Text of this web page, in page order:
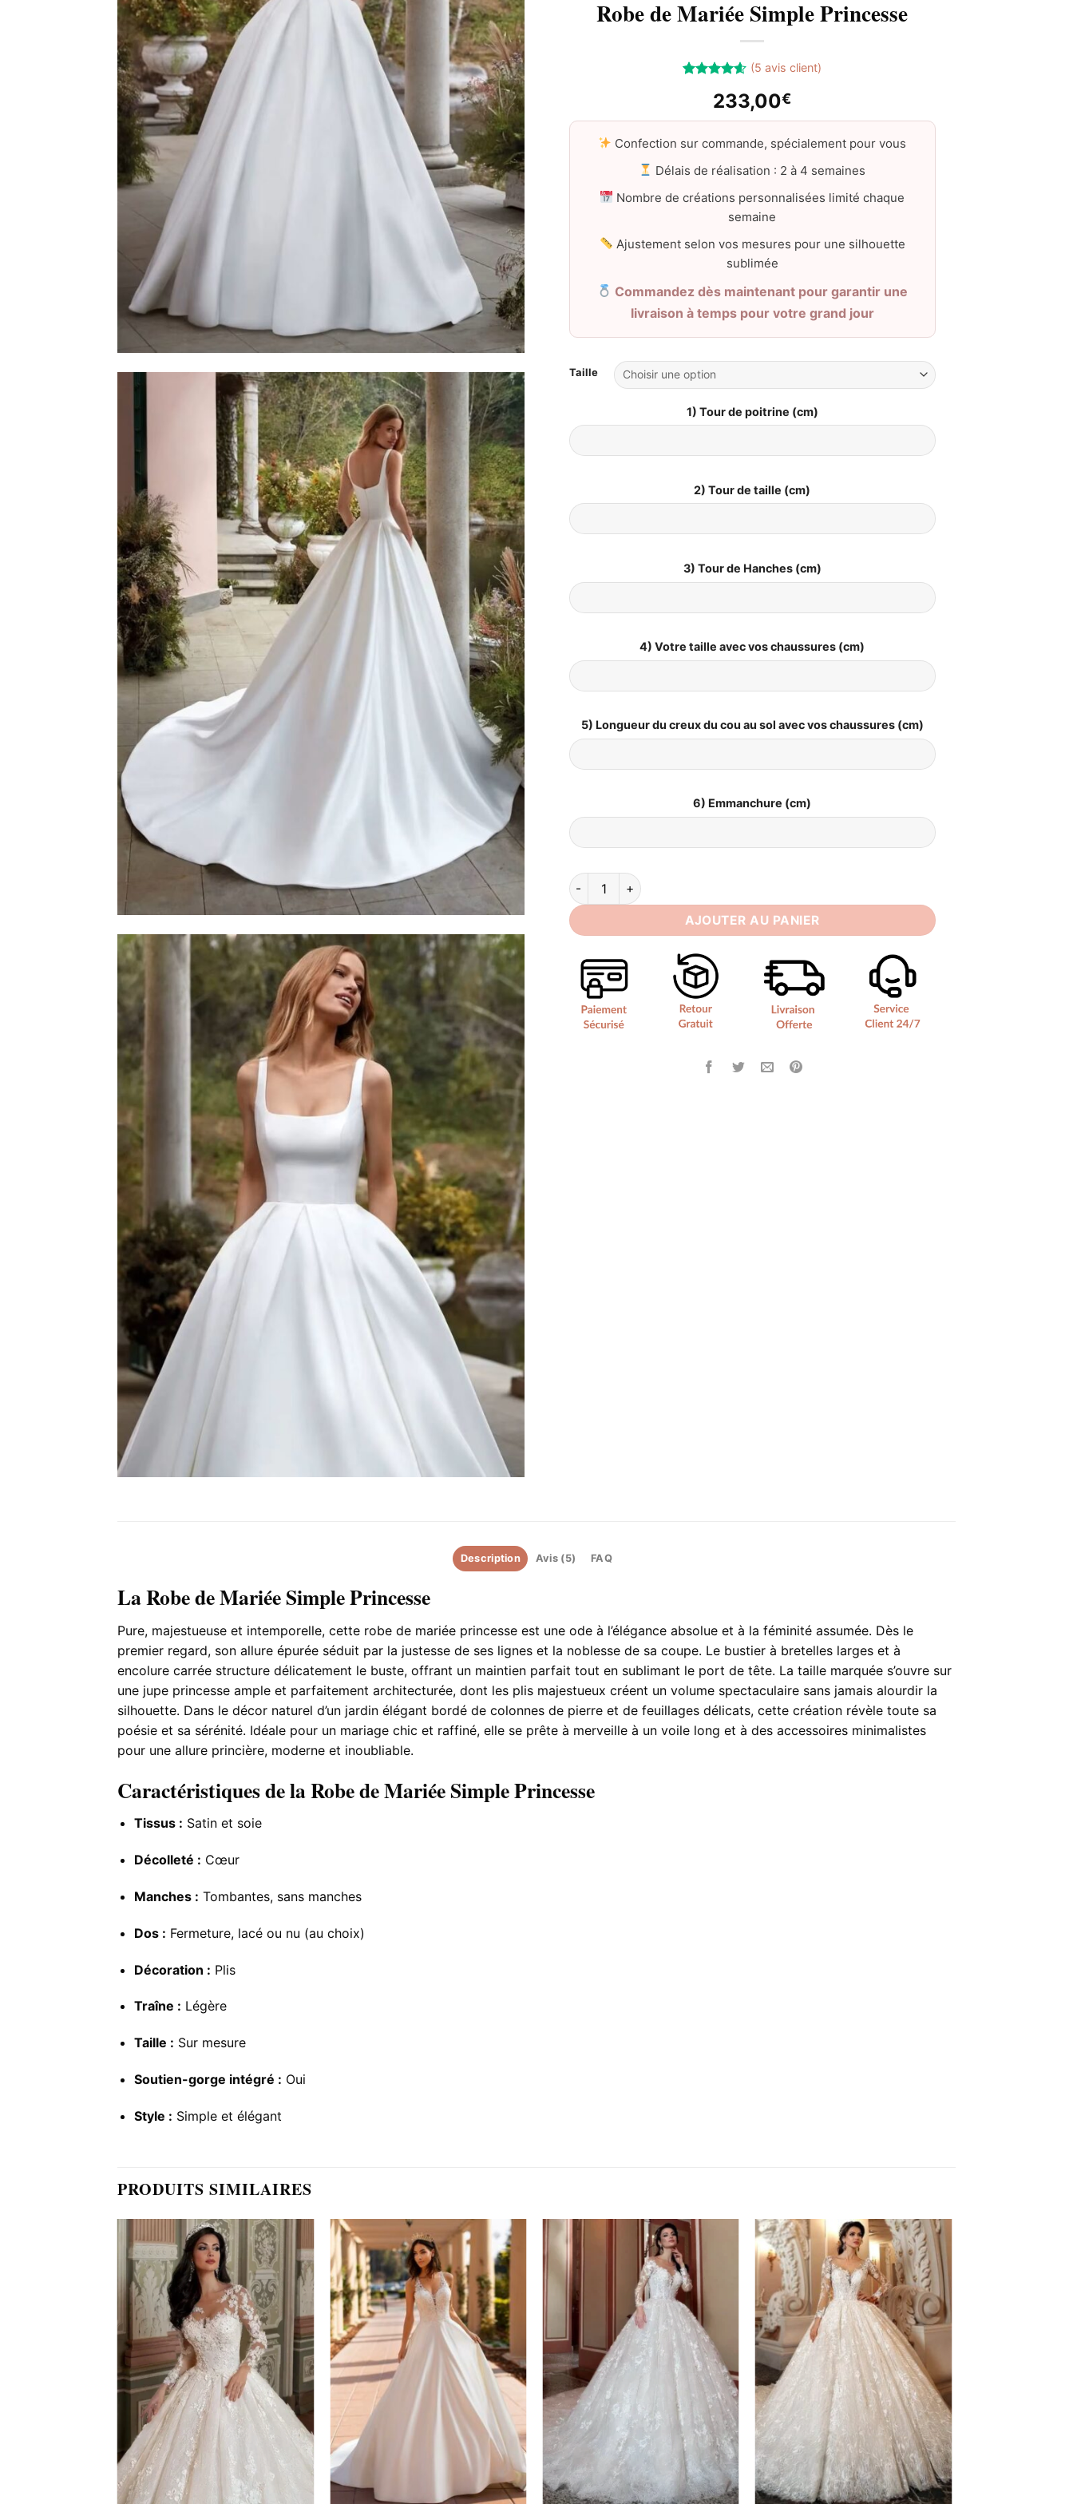
Robe de Mariée Simple Princesse
sur 5 basé
notations
client
(5 avis client)
233,00€
Confection sur commande, spécialement pour vous
Délais de réalisation : 2 à 4 semaines
Nombre de créations personnalisées limité chaque
semaine
Ajustement selon vos mesures pour une silhouette
sublimée
Commandez dès maintenant pour garantir une
livraison à temps pour votre grand jour
Taille
1) Tour de poitrine (cm)
2) Tour de taille (cm)
3) Tour de Hanches (cm)
4) Votre taille avec vos chaussures (cm)
5) Longueur du creux du cou au sol avec vos chaussures (cm)
6) Emmanchure (cm)
quantité de Robe de Mariée Simple Princesse
AJOUTER AU PANIER
Description Avis (5) FAQ
La Robe de Mariée Simple Princesse
Pure, majestueuse et intemporelle, cette robe de mariée princesse est une ode à l’élégance absolue et à la féminité assumée. Dès le
premier regard, son allure épurée séduit par la justesse de ses lignes et la noblesse de sa coupe. Le bustier à bretelles larges et à
encolure carrée structure délicatement le buste, offrant un maintien parfait tout en sublimant le port de tête. La taille marquée s’ouvre sur
une jupe princesse ample et parfaitement architecturée, dont les plis majestueux créent un volume spectaculaire sans jamais alourdir la
silhouette. Dans le décor naturel d’un jardin élégant bordé de colonnes de pierre et de feuillages délicats, cette création révèle toute sa
poésie et sa sérénité. Idéale pour un mariage chic et raffiné, elle se prête à merveille à un voile long et à des accessoires minimalistes
pour une allure princière, moderne et inoubliable.
Caractéristiques de la Robe de Mariée Simple Princesse
Tissus : Satin et soie
Décolleté : Cœur
Manches : Tombantes, sans manches
Dos : Fermeture, lacé ou nu (au choix)
Décoration : Plis
Traîne : Légère
Taille : Sur mesure
Soutien-gorge intégré : Oui
Style : Simple et élégant
PRODUITS SIMILAIRES